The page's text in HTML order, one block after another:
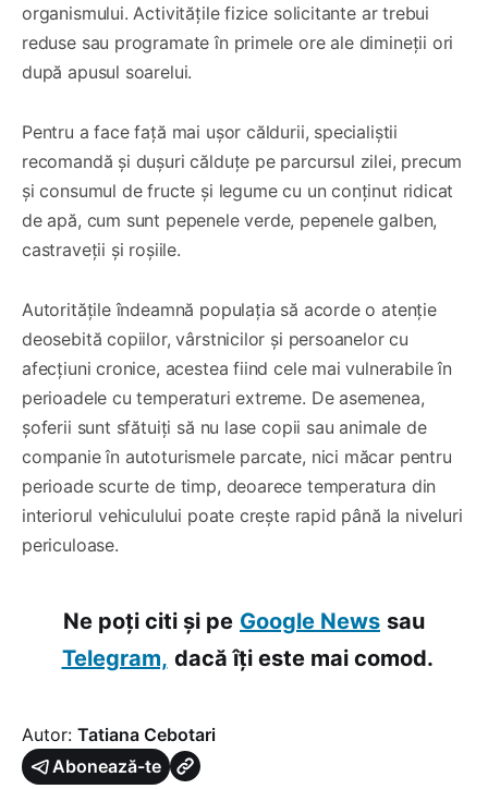
organismului. Activitățile fizice solicitante ar trebui
reduse sau programate în primele ore ale dimineții ori
după apusul soarelui.
Pentru a face față mai ușor căldurii, specialiștii
recomandă și dușuri călduțe pe parcursul zilei, precum
și consumul de fructe și legume cu un conținut ridicat
de apă, cum sunt pepenele verde, pepenele galben,
castraveții și roșiile.
Autoritățile îndeamnă populația să acorde o atenție
deosebită copiilor, vârstnicilor și persoanelor cu
afecțiuni cronice, acestea fiind cele mai vulnerabile în
perioadele cu temperaturi extreme. De asemenea,
șoferii sunt sfătuiți să nu lase copii sau animale de
companie în autoturismele parcate, nici măcar pentru
perioade scurte de timp, deoarece temperatura din
interiorul vehiculului poate crește rapid până la niveluri
periculoase.
Ne poți citi și pe Google News sau
Telegram, dacă îți este mai comod.
Autor: Tatiana Cebotari
Abonează-te